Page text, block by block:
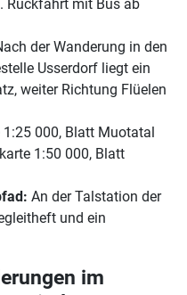
Rückfahrt mit Bus ab
der Wanderung in den
Usserdorf liegt ein
weiter Richtung Flüelen
000, Blatt Muotatal
1:50 000, Blatt
An der Talstation der
und ein
im